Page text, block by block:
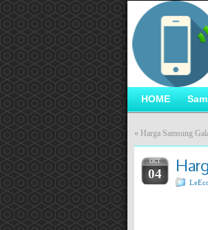
HOME
« Harga Samsung
OCT
04